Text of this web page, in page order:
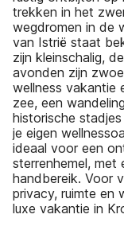
trekken in het
wegdromen in de
van Istrië staat
zijn kleinschalig,
avonden zijn
wellness vakantie
zee, een
historische
je eigen
ideaal voor een
sterrenhemel, met
handbereik. Voor
privacy, ruimte en
luxe vakantie in